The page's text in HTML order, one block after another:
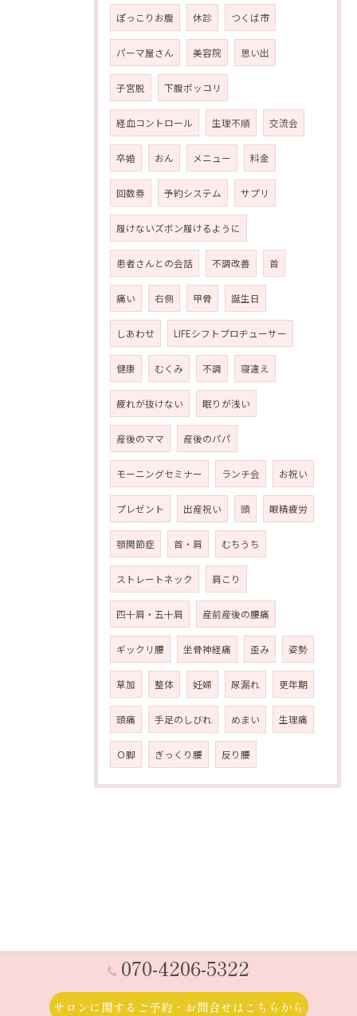
ぽっこりお腹 休診 つくば市
パーマ屋さん 美容院 思い出
子宮脱 下腹ポッコリ
経血コントロール 生理不順 交流会
卒婚 おん メニュー 料金
回数券 予約システム サプリ
履けないズボン履けるように
患者さんとの会話 不調改善 首
痛い 右側 甲骨 誕生日
しあわせ LIFEシフトプロヂューサー
健康 むくみ 不調 寝違え
疲れが抜けない 眠りが浅い
産後のママ 産後のパパ
モーニングセミナー ランチ会 お祝い
プレゼント 出産祝い 頭 眼精疲労
顎関節症 首・肩 むちうち
ストレートネック 肩こり
四十肩・五十肩 産前産後の腰痛
ギックリ腰 坐骨神経痛 歪み 姿勢
草加 整体 妊婦 尿漏れ 更年期
頭痛 手足のしびれ めまい 生理痛
Ｏ脚 ぎっくり腰 反り腰
070-4206-5322
サロンに関するご予約・お問合せはこちらから